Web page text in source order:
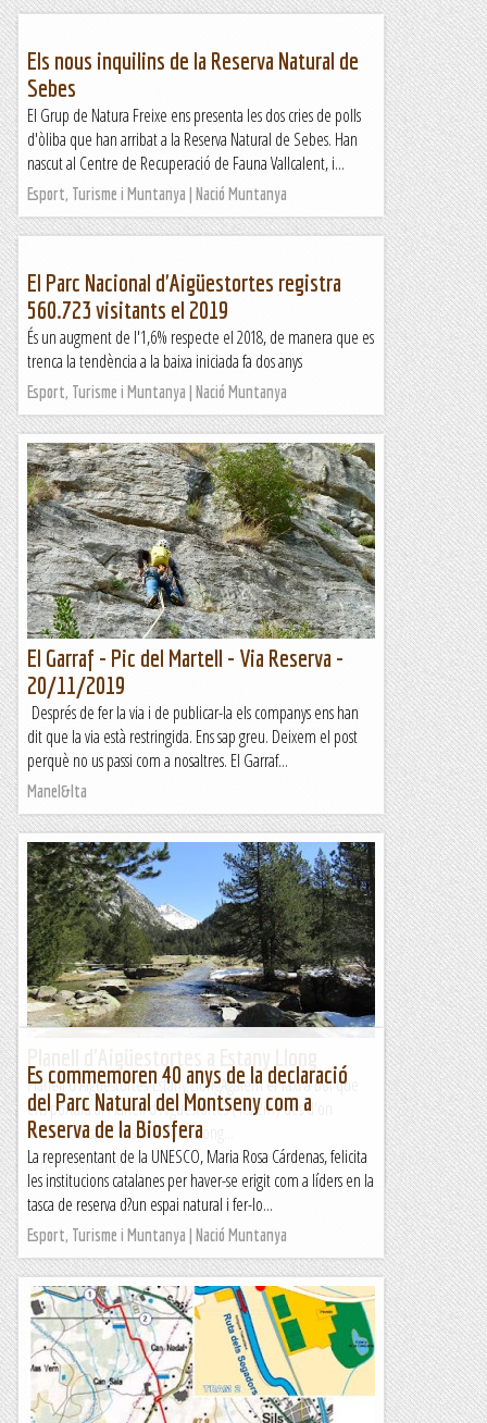
Els nous inquilins de la Reserva Natural de
Sebes
El Grup de Natura Freixe ens presenta les dos cries de polls
d'òliba que han arribat a la Reserva Natural de Sebes. Han
nascut al Centre de Recuperació de Fauna Vallcalent, i...
Esport, Turisme i Muntanya | Nació Muntanya
El Parc Nacional d'Aigüestortes registra
560.723 visitants el 2019
És un augment de l'1,6% respecte el 2018, de manera que es
trenca la tendència a la baixa iniciada fa dos anys
Esport, Turisme i Muntanya | Nació Muntanya
El Garraf - Pic del Martell - Via Reserva -
20/11/2019
Després de fer la via i de publicar-la els companys ens han
dit que la via està restringida. Ens sap greu. Deixem el post
perquè no us passi com a nosaltres. El Garraf...
Manel&Ita
Planell d'Aigüestortes-Estany LlongAgafem el Taxi a Boí que
ens portarà al Planell d'Aigüestortes (1822m) des d'on
iniciem el camí fins a l'Estany Llong...
Fent senderisme
Es commemoren 40 anys de la declaració
del Parc Natural del Montseny com a
Reserva de la Biosfera
La representant de la UNESCO, Maria Rosa Cárdenas, felicita
les institucions catalanes per haver-se erigit com a líders en la
tasca de reserva d?un espai natural i fer-lo...
Esport, Turisme i Muntanya | Nació Muntanya